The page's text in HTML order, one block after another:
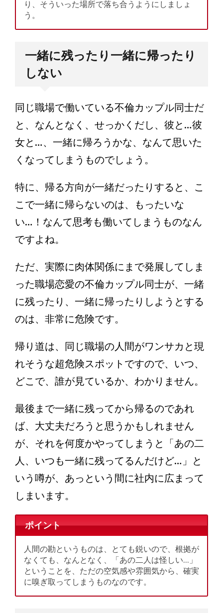
り、そういった場所で落ち合うようにしましょ
う。
一緒に残ったり一緒に帰ったり
しない
同じ職場で働いている不倫カップル同士だ
と、なんとなく、せっかくだし、彼と…彼
女と…、一緒に帰ろうかな、なんて思いた
くなってしまうものでしょう。
特に、帰る方向が一緒だったりすると、こ
こで一緒に帰らないのは、もったいな
い…！なんて思考も働いてしまうものなん
ですよね。
ただ、実際に肉体関係にまで発展してしま
った職場恋愛の不倫カップル同士が、一緒
に残ったり、一緒に帰ったりしようとする
のは、非常に危険です。
帰り道は、同じ職場の人間がワンサカと現
れそうな超危険スポットですので、いつ、
どこで、誰が見ているか、わかりません。
最後まで一緒に残ってから帰るのであれ
ば、大丈夫だろうと思うかもしれません
が、それを何度かやってしまうと「あの二
人、いつも一緒に残ってるんだけど…」と
いう噂が、あっという間に社内に広まって
しまいます。
ポイント
人間の勘というものは、とても鋭いので、根拠が
なくても、なんとなく、「あの二人は怪しい…」
ということを、ただの空気感や雰囲気から、確実
に嗅ぎ取ってしまうものなのです。